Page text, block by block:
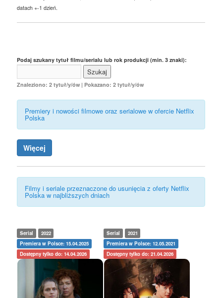
datach +-1 dzień.
Podaj szukany tytuł filmu/serialu lub rok produkcji (min. 3 znaki):
Znaleziono: 2 tytuł/y/ów | Pokazano: 2 tytuł/y/ów
Premiery i nowości filmowe oraz serialowe w ofercie Netflix
Polska
Więcej
Filmy i seriale przeznaczone do usunięcia z oferty Netflix
Polska w najbliższych dniach
Serial
2022
Premiera w Polsce: 15.04.2025
Dostępny tylko do: 14.04.2026
Serial
2021
Premiera w Polsce: 12.05.2021
Dostępny tylko do: 21.04.2026